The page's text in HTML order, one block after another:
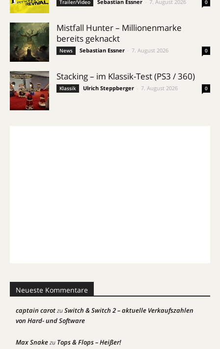
Trailer/Video Sebastian Essner 7. August 2026 0
Mistfall Hunter – Millionenmarke
bereits geknackt
News Sebastian Essner 7. August 2026 0
Stacking – im Klassik-Test (PS3 / 360)
Klassik Ulrich Steppberger 7. August 2026 0
Neueste Kommentare
captain carotzuSwitch & Switch 2 – aktuelle Verkaufszahlen
von Hard- und Software
Max Snakezu Tops & Flops – Heißer!